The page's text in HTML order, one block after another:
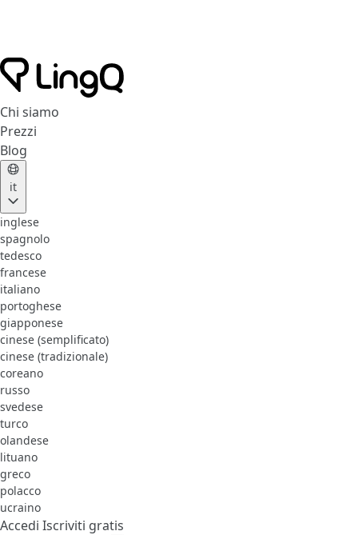
Chi siamo
Prezzi
Blog
it
inglese
spagnolo
tedesco
francese
italiano
portoghese
giapponese
cinese (semplificato)
cinese (tradizionale)
coreano
russo
svedese
turco
olandese
lituano
greco
polacco
ucraino
Accedi Iscriviti gratis